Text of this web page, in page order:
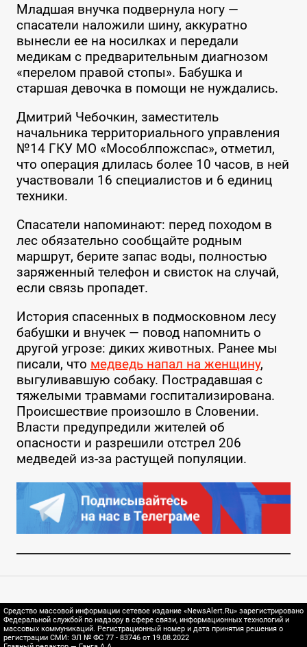
Младшая внучка подвернула ногу —
спасатели наложили шину, аккуратно
вынесли ее на носилках и передали
медикам с предварительным диагнозом
«перелом правой стопы». Бабушка и
старшая девочка в помощи не нуждались.
Дмитрий Чебочкин, заместитель
начальника территориального управления
№14 ГКУ МО «Мособлпожспас», отметил,
что операция длилась более 10 часов, в ней
участвовали 16 специалистов и 6 единиц
техники.
Спасатели напоминают: перед походом в
лес обязательно сообщайте родным
маршрут, берите запас воды, полностью
заряженный телефон и свисток на случай,
если связь пропадет.
История спасенных в подмосковном лесу
бабушки и внучек — повод напомнить о
другой угрозе: диких животных. Ранее мы
писали, что медведь напал на женщину,
выгуливавшую собаку. Пострадавшая с
тяжелыми травмами госпитализирована.
Происшествие произошло в Словении.
Власти предупредили жителей об
опасности и разрешили отстрел 206
медведей из-за растущей популяции.
Средство массовой информации сетевое издание «NewsAlert.Ru» зарегистрировано
Федеральной службой по надзору в сфере связи, информационных технологий и
массовых коммуникаций. Регистрационный номер и дата принятия решения о
регистрации СМИ: ЭЛ № ФС 77 - 83746 от 19.08.2022